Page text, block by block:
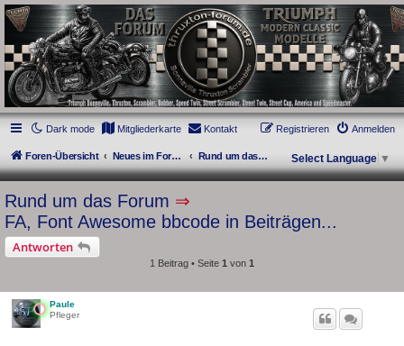
thruxton-forum.de
DAS FORUM! Alles rund um die Triumph Modern Classic Modelle. Das Forum für
die New Bonneville Baureihen ab BJ 2001. Triumph Bonneville, Thruxton,
Scrambler, Bobber, Speed Twin, Street Scrambler, Street Twin, Street Cup, America
und Speedmaster.
Dark mode
Mitgliederkarte Kontakt Anmelden
Registrieren
Foren-Übersicht Neues im Forum Rund um das Forum Select Language ▼
Rund um das Forum ⇒
FA, Font Awesome bbcode in Beiträgen...
Antworten
1 Beitrag • Seite 1 von 1
Paule
Pfleger